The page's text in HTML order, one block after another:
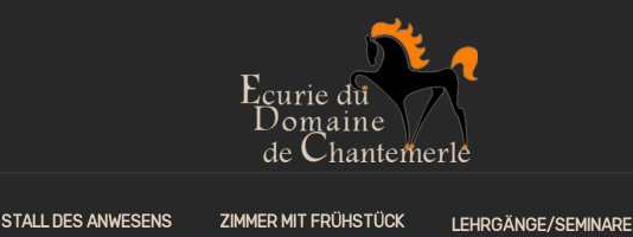
STALL DES ANWESENS ZIMMER MIT FRÜHSTÜCK LEHRGÄNGE/SEMINARE